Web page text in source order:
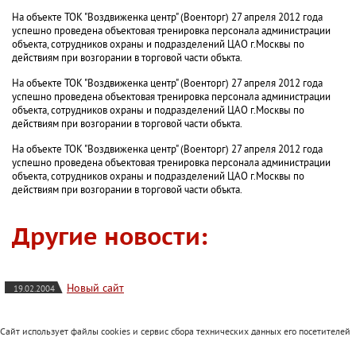
На объекте ТОК "Воздвиженка центр" (Военторг) 27 апреля 2012 года
успешно проведена объектовая тренировка персонала администрации
объекта, сотрудников охраны и подразделений ЦАО г.Москвы по
действиям при возгорании в торговой части объкта.
На объекте ТОК "Воздвиженка центр" (Военторг) 27 апреля 2012 года
успешно проведена объектовая тренировка персонала администрации
объекта, сотрудников охраны и подразделений ЦАО г.Москвы по
действиям при возгорании в торговой части объкта.
На объекте ТОК "Воздвиженка центр" (Военторг) 27 апреля 2012 года
успешно проведена объектовая тренировка персонала администрации
объекта, сотрудников охраны и подразделений ЦАО г.Москвы по
действиям при возгорании в торговой части объкта.
Другие новости:
19.02.2004 Новый сайт
Сайт использует файлы cookies и сервис сбора технических данных его посетителей